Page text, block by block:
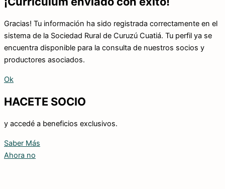
Gracias! Tu información ha sido registrada correctamente en el
sistema de la Sociedad Rural de Curuzú Cuatiá. Tu perfil ya se
encuentra disponible para la consulta de nuestros socios y
productores asociados.
Ok
HACETE SOCIO
y accedé a beneficios exclusivos.
Saber Más
Ahora no